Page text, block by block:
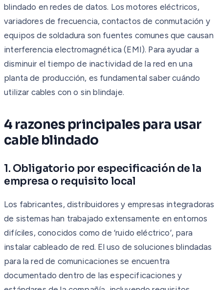
blindado en redes de datos. Los motores eléctricos,
variadores de frecuencia, contactos de conmutación y
equipos de soldadura son fuentes comunes que causan
interferencia electromagnética (EMI). Para ayudar a
disminuir el tiempo de inactividad de la red en una
planta de producción, es fundamental saber cuándo
utilizar cables con o sin blindaje.
4 razones principales para usar
cable blindado
1. Obligatorio por especificación de la
empresa o requisito local
Los fabricantes, distribuidores y empresas integradoras
de sistemas han trabajado extensamente en entornos
difíciles, conocidos como de ‘ruido eléctrico’, para
instalar cableado de red. El uso de soluciones blindadas
para la red de comunicaciones se encuentra
documentado dentro de las especificaciones y